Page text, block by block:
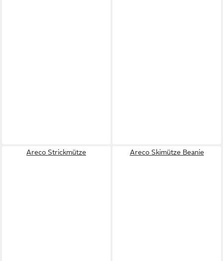
Areco Strickmütze Areco Skimütze Beanie